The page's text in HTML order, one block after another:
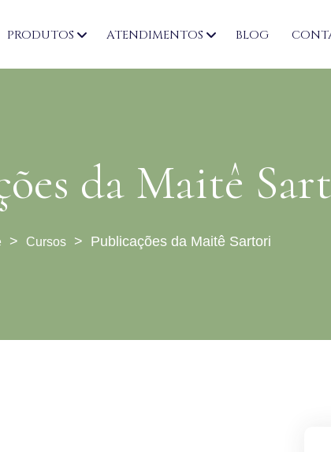
PRODUTOS ATENDIMENTOS BLOG
da Maitê
> Cursos > Publicações da Maitê Sartori